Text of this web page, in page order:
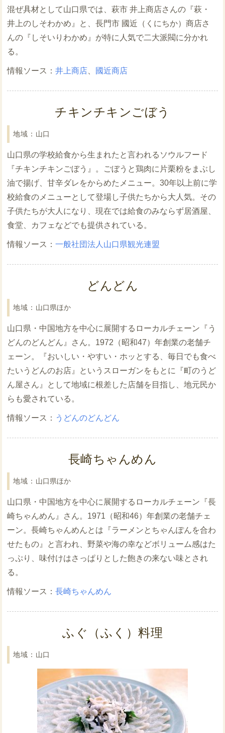
混ぜ具材として山口県では、萩市 井上商店さんの『萩・
井上のしそわかめ』と、長門市 國近（くにちか）商店さ
んの『しそいりわかめ』が特に人気で二大派閥に分かれ
る。
井上商店 國近商店
チキンチキンごぼう
山口
山口県の学校給食から生まれたと言われるソウルフード
『チキンチキンごぼう』。ごぼうと鶏肉に片栗粉をまぶし
油で揚げ、甘辛ダレをからめたメニュー。30年以上前に学
校給食のメニューとして登場し子供たちから大人気。その
子供たちが大人になり、現在では給食のみならず居酒屋、
食堂、カフェなどでも提供されている。
一般社団法人山口県観光連盟
どんどん
山口県ほか
山口県・中国地方を中心に展開するローカルチェーン『う
どんのどんどん』さん。1972（昭和47）年創業の老舗チ
ェーン。『おいしい・やすい・ホッとする、毎日でも食べ
たいうどんのお店』というスローガンをもとに『町のうど
ん屋さん』として地域に根差した店舗を目指し、地元民か
らも愛されている。
うどんのどんどん
長崎ちゃんめん
山口県ほか
山口県・中国地方を中心に展開するローカルチェーン『長
崎ちゃんめん』さん。1971（昭和46）年創業の老舗チェ
ーン。長崎ちゃんめんとは『ラーメンとちゃんぽんを合わ
せたもの』と言われ、野菜や海の幸などボリューム感はた
っぷり、味付けはさっぱりとした飽きの来ない味とされ
る。
長崎ちゃんめん
ふぐ（ふく）料理
山口